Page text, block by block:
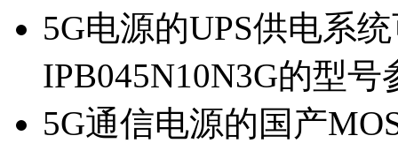
5G电源的UPS供电系
IPB045N10N3G的型号
5G通信电源的国产